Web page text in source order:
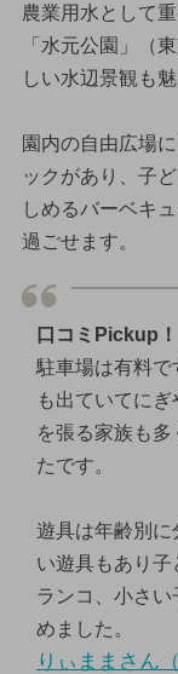
農業用水として
「水元公園」（
しい水辺景観も魅
園内の自由広場
ックがあり、子
しめるバーベキ
過ごせます。
口コミPickup！
駐車場は有料で
も出ていてに
を張る家族も
たです。
遊具は年齢別に
い遊具もあり
ランコ、小さ
めました。
りぃままさん